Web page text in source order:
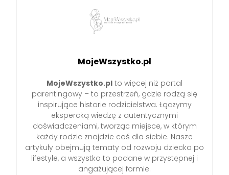
MojeWszystko.pl
MojeWszystko.pl to więcej niż portal
parentingowy – to przestrzeń, gdzie rodzą się
inspirujące historie rodzicielstwa. Łączymy
ekspercką wiedzę z autentycznymi
doświadczeniami, tworząc miejsce, w którym
każdy rodzic znajdzie coś dla siebie. Nasze
artykuły obejmują tematy od rozwoju dziecka po
lifestyle, a wszystko to podane w przystępnej i
angażującej formie.